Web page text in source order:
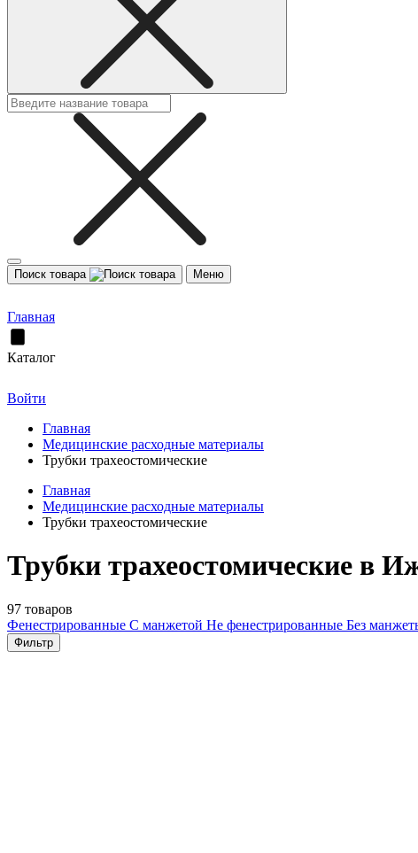
Поиск товара Меню
Главная
Каталог
Войти
Главная
Медицинские расходные материалы
Трубки трахеостомические
Главная
Медицинские расходные материалы
Трубки трахеостомические
Трубки трахеостомические в
97 товаров
Фенестрированные С манжетой Не фенестрированные Без
Фильтр